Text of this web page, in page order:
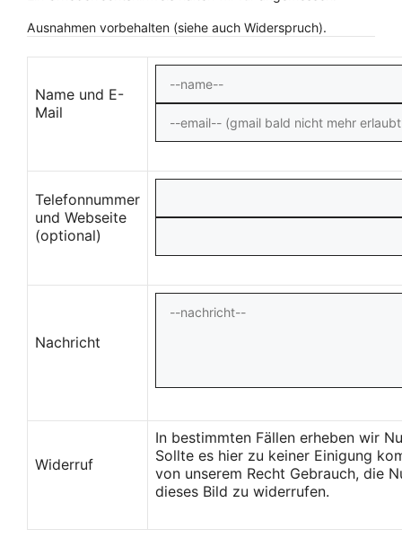
Ausnahmen vorbehalten (siehe auch Widerspruch).
Name und E-
Mail
Telefonnummer
und Webseite
(optional)
Nachricht
Widerruf
In bestimmten Fällen erheben wir
Sollte es hier zu keiner Einigung
von unserem Recht Gebrauch, die
dieses Bild zu widerrufen.